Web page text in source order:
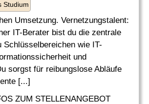
Studium
Umsetzung. Vernetzungstalent:
IT-Berater bist du die zentrale
Schlüsselbereichen wie IT-
und
sorgst für reibungslose Abläufe
[...]
ZUM STELLENANGEBOT